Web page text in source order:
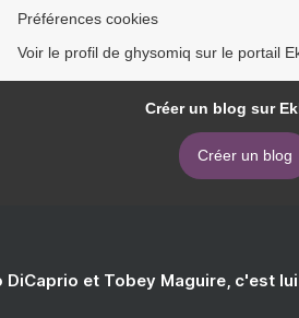
Préférences cookies
Voir le profil de ghysomiq sur le portail
Créer un blog sur
Créer un blog
DiCaprio et Tobey Maguire, c'est